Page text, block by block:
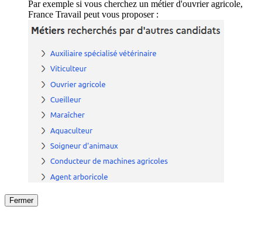
Par exemple si vous cherchez un métier d'ouvrier agricole,
France Travail peut vous proposer :
Fermer